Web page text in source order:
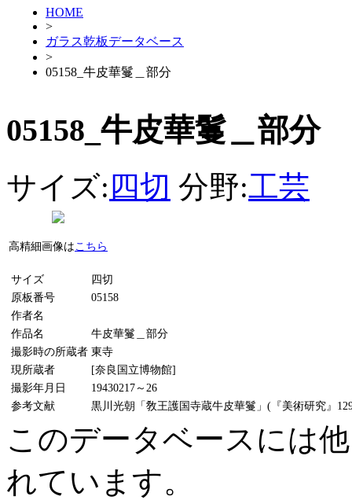
HOME
>
ガラス乾板データベース
>
05158_牛皮華鬘＿部分
05158_牛皮華鬘＿部分
サイズ: 四切 分野:工芸
高精細画像はこちら
サイズ
四切
原板番号
05158
作者名
作品名
牛皮華鬘＿部分
撮影時の所蔵者 東寺
現所蔵者
[奈良国立博物館]
撮影年月日
19430217～26
参考文献
黒川光朝「敎王護国寺蔵牛皮華鬘」(『美術研究』
このデータベースには
れています。